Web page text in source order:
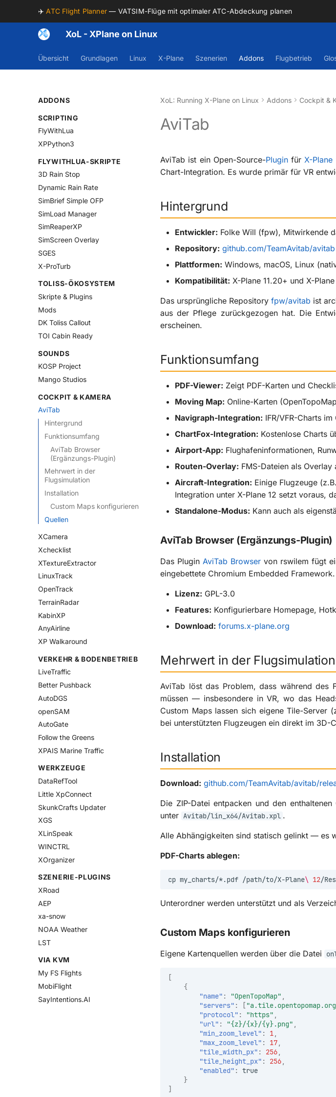
✈️ ATC Flight Planner — VATSIM-Flüge mit optimaler ATC-Abdeckung planen
XoL - XPlane on Linux
Übersicht Grundlagen Linux X-Plane Szenerien Addons Flugbetrieb
ADDONS
SCRIPTING
FlyWithLua
XPPython3
FLYWITHLUA-SKRIPTE
3D Rain Stop
Dynamic Rain Rate
SimBrief Simple OFP
SimLoad Manager
SimReaperXP
SimScreen Overlay
SGES
X-ProTurb
TOLISS-ÖKOSYSTEM
Skripte & Plugins
Mods
DK Toliss Callout
TOI Cabin Ready
SOUNDS
KOSP Project
Mango Studios
COCKPIT & KAMERA
AviTab
Hintergrund
Funktionsumfang
AviTab Browser
(Ergänzungs-Plugin)
Mehrwert in der
Flugsimulation
Installation
Custom Maps konfigurieren
Quellen
XCamera
Xchecklist
XTextureExtractor
LinuxTrack
OpenTrack
TerrainRadar
KabinXP
AnyAirline
XP Walkaround
VERKEHR & BODENBETRIEB
LiveTraffic
Better Pushback
AutoDGS
openSAM
AutoGate
Follow the Greens
XPAIS Marine Traffic
WERKZEUGE
DataRefTool
Little XpConnect
SkunkCrafts Updater
XGS
XLinSpeak
WINCTRL
XOrganizer
SZENERIE-PLUGINS
XRoad
AEP
xa-snow
NOAA Weather
LST
VIA KVM
My FS Flights
MobiFlight
SayIntentions.AI
XoL: Running X-Plane on Linux Addons Cockpit &
AviTab
AviTab ist ein Open-Source-PluginfürX-Plane
Chart-Integration. Es wurde primär für VR
Hintergrund
Entwickler: Folke Will (fpw), Mitwirkende
Repository: github.com/TeamAvitab/avitab
Plattformen: Windows, macOS, Linux
Kompatibilität: X-Plane 11.20+ und X-Plane
Das ursprüngliche Repositoryfpw/avitab ist
aus der Pflege zurückgezogen hat. Die
erscheinen.
Funktionsumfang
PDF-Viewer: Zeigt PDF-Karten und
Moving Map: Online-Karten
Navigraph-Integration: IFR/VFR-Charts
ChartFox-Integration: Kostenlose Charts
Airport-App: Flughafeninformationen,
Routen-Overlay: FMS-Dateien als
Aircraft-Integration: Einige Flugzeuge
Integration unter X-Plane 12 setzt voraus,
Standalone-Modus: Kann auch als
AviTab Browser (Ergänzungs-Plugin)
Das Plugin AviTab Browser von rswilem fügt
eingebettete Chromium Embedded Framework.
Lizenz: GPL-3.0
Features: Konfigurierbare Homepage,
Download: forums.x-plane.org
Mehrwert in der Flugsimulation
AviTab löst das Problem, dass während des
müssen — insbesondere in VR, wo das
Custom Maps lassen sich eigene Tile-Server
bei unterstützten Flugzeugen ein direkt im 3D-
Installation
Download: github.com/TeamAvitab/avitab/
Die ZIP-Datei entpacken und den enthaltenen
unter Avitab/lin_x64/Avitab.xpl .
Alle Abhängigkeiten sind statisch gelinkt — es
PDF-Charts ablegen:
cp my_charts/*.pdf /path/to/X-Plane\ 12
Unterordner werden unterstützt und als
Custom Maps konfigurieren
Eigene Kartenquellen werden über die Datei
[
{
"name" : "OpenTopoMap"
"servers" : [
"protocol" : "https"
"url" : "{z}/{x}/{y}.png"
"min_zoom_level" : 1
"max_zoom_level" : 17
"tile_width_px" : 256
"tile_height_px" : 256
"enabled" : true
}
]